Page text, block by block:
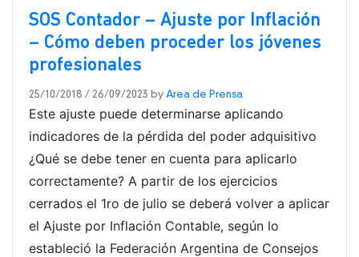
SOS Contador – Ajuste por Inflación
– Cómo deben proceder los jóvenes
profesionales
25/10/2018 / 26/09/2023 by Area de Prensa
Este ajuste puede determinarse aplicando
indicadores de la pérdida del poder adquisitivo
¿Qué se debe tener en cuenta para aplicarlo
correctamente? A partir de los ejercicios
cerrados el 1ro de julio se deberá volver a aplicar
el Ajuste por Inflación Contable, según lo
estableció la Federación Argentina de Consejos